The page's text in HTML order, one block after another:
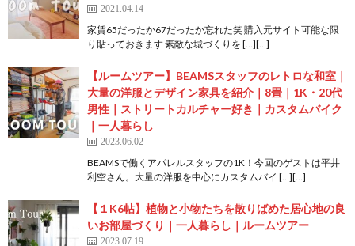
2021.04.14
家賃65だったか67だったか忘れた笑 購入元サイト可能な限
り貼っておきます 素敵な城づくりを […][…]
【ルームツアー】BEAMSスタッフのレトロな和室｜
大量の洋服とデザイン家具を紹介｜8畳｜1K・20代
男性｜ストリートカルチャー好き｜カスタムバイク
｜一人暮らし
2023.06.02
BEAMSで働くアパレルスタッフの1K！今回のゲストは平井
利空さん。大量の洋服を中心にカスタムバイ […][…]
【１K6帖】植物と小物たちを散りばめた居心地の良
いお部屋づくり｜一人暮らし｜ルームツアー
2023.07.19